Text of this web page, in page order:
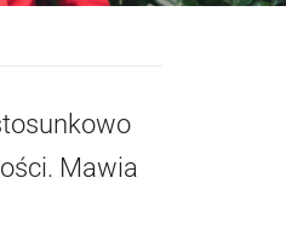
Mawia